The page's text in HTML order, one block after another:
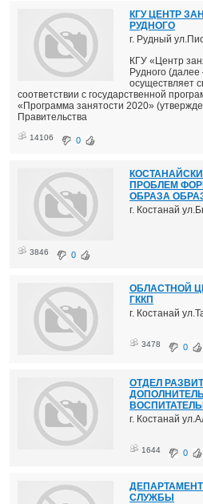
КГУ ЦЕНТР
РУДНОГО
г. Рудный
КГУ «Центр
Рудного
осуществляет
соответствии с государственной
«Программа занятости 2020»
Правительства
14106 0
ПРОБЛЕМ
ОБРАЗА
г. Костанай
3846 0
ОБЛАСТНОЙ
ГККП
г. Костанай
3478 0
ОТДЕЛ
г. Костанай
1644 0
СЛУЖБЫ